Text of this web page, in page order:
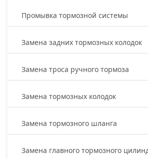
Промывка тормозной системы
Замена задних тормозных колодок
Замена троса ручного тормоза
Замена тормозных колодок
Замена тормозного шланга
Замена главного тормозного